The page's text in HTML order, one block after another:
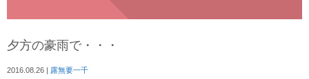
夕方の豪雨で・・・
2016.08.26 | 露無要一千